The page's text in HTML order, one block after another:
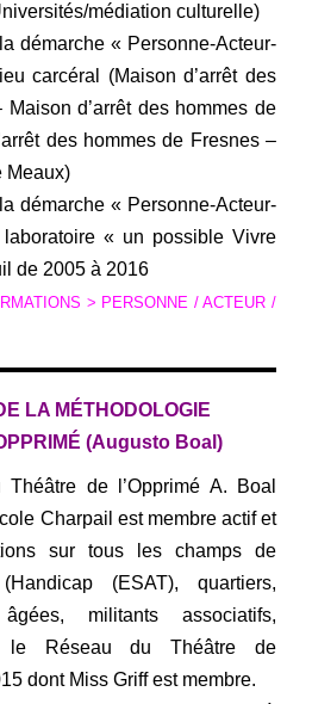
médiation culturelle)
démarche « Personne-Acteur-
carcéral (Maison d’arrêt des
d’arrêt des hommes de
des hommes de Fresnes –
Meaux)
démarche « Personne-Acteur-
« un possible Vivre
de 2005 à 2016
> PERSONNE / ACTEUR /
LA MÉTHODOLOGIE
(Augusto Boal)
de l’Opprimé A. Boal
Charpail est membre actif et
sur tous les champs de
(ESAT), quartiers,
militants associatifs,
le Réseau du Théâtre de
dont Miss Griff est membre.